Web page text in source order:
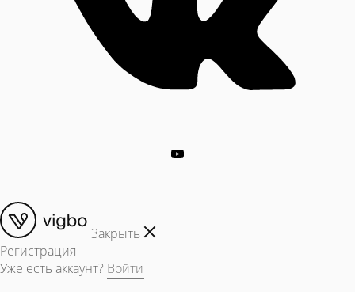
Закрыть
Регистрация
Уже есть аккаунт? Войти